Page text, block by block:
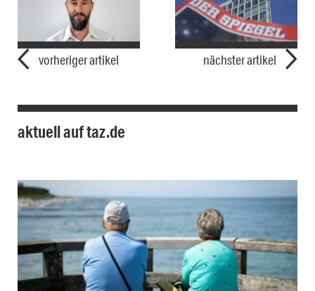
vorheriger artikel nächster artikel
aktuell auf taz.de